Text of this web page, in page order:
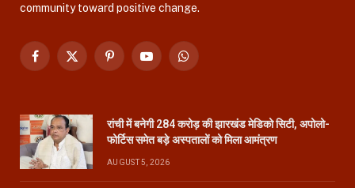
community toward positive change.
Facebook
X
PinterestYouTubeWhatsApp
रांची में बनेगी 284 करोड़ की झारखंड मेडिको सिटी, अपोलो-
फोर्टिस समेत बड़े अस्पतालों को मिला आमंत्रण
AUGUST 5, 2026